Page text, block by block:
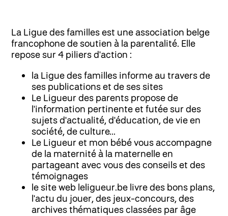
La Ligue des familles est une association belge
francophone de soutien à la parentalité. Elle
repose sur 4 piliers d'action :
la Ligue des familles informe au travers de
ses publications et de ses sites
Le Ligueur des parents propose de
l'information pertinente et futée sur des
sujets d'actualité, d'éducation, de vie en
société, de culture...
Le Ligueur et mon bébé vous accompagne
de la maternité à la maternelle en
partageant avec vous des conseils et des
témoignages
le site web leligueur.be livre des bons plans,
l'actu du jouer, des jeux-concours, des
archives thématiques classées par âge